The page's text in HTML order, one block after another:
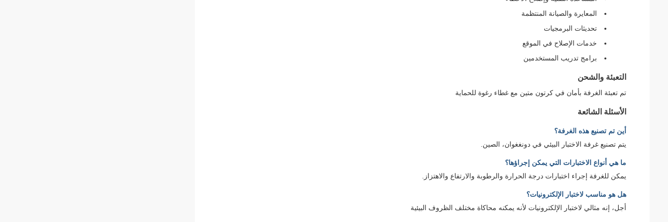
المعايرة والصيانة المنتظمة
تحديثات البرمجيات
خدمات الإصلاح في الموقع
برامج تدريب المستخدمين
التعبئة والشحن
تم تعبئة الغرفة بأمان في كرتون متين مع غطاء رغوة للحماية
الأسئلة الشائعة
أين تم تصنيع هذه الغرفة؟
يتم تصنيع غرفة الاختبار البيئي في دونغغوان، الصين.
ما هي أنواع الاختبارات التي يمكن إجراؤها؟
يمكن للغرفة إجراء اختبارات درجة الحرارة والرطوبة والارتفاع والاهتزاز.
هل هو مناسب لاختبار الإلكترونيات؟
أجل، إنه مثالي لاختبار الإلكترونيات لأنه يمكنه محاكاة مختلف الظروف البيئية